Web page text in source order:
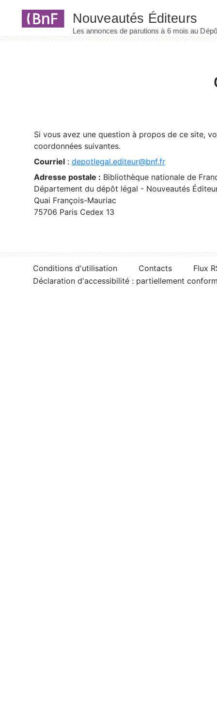
Si vous avez une question à propos de ce site,
coordonnées suivantes.
Courriel : depotlegal.editeur@bnf.fr
Adresse postale : Bibliothèque nationale de
Département du dépôt légal - Nouveautés
Quai François-Mauriac
75706 Paris Cedex 13
Conditions d'utilisation Contacts
Flux
Déclaration d'accessibilité : partiellement